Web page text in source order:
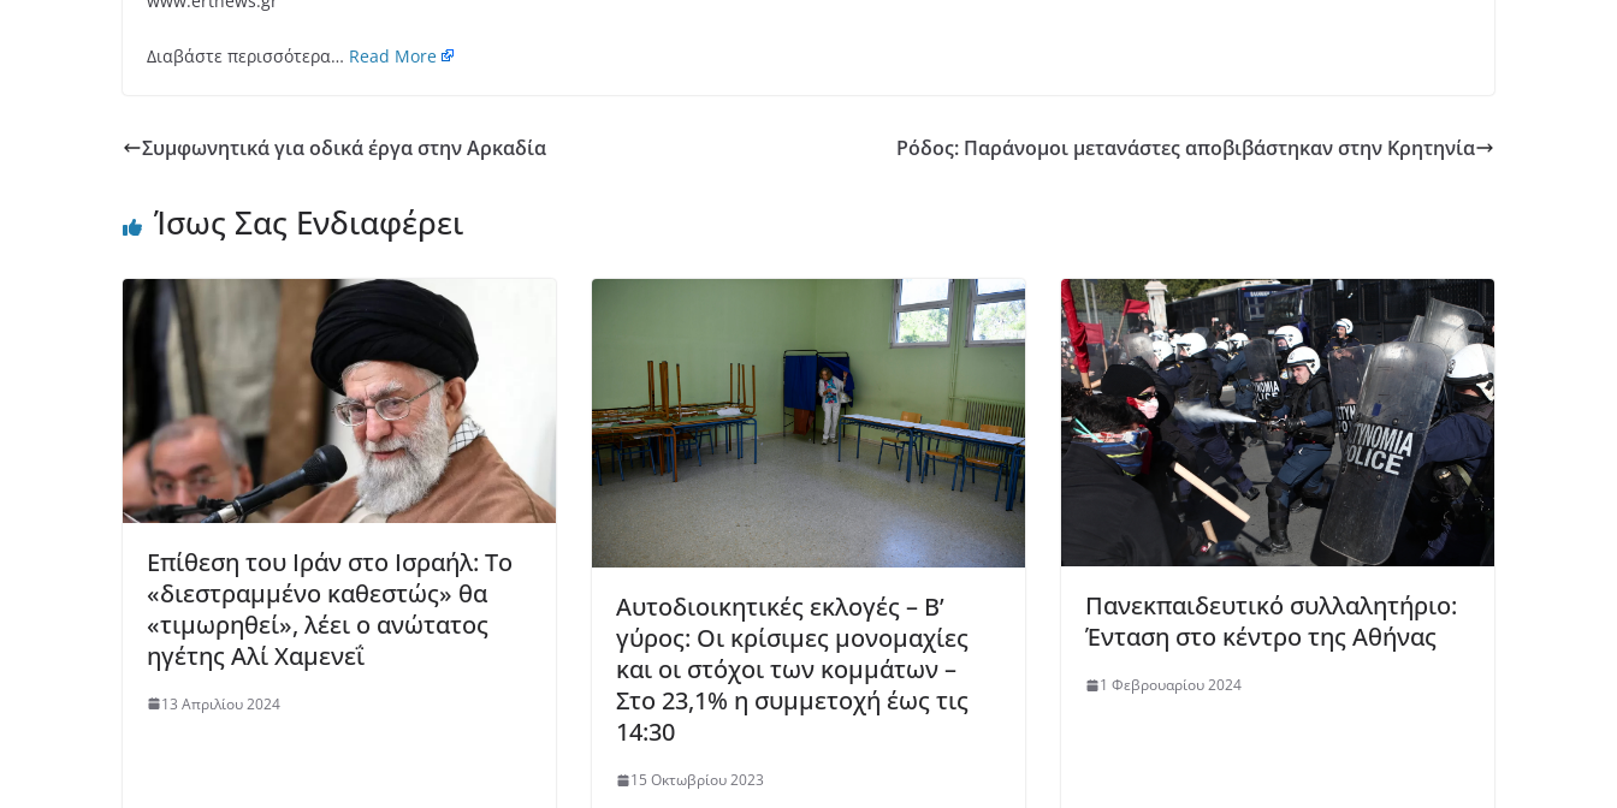
Διαβάστε περισσότερα… Read More
Συμφωνητικά για οδικά έργα στην Αρκαδία Ρόδος: Παράνομοι μετανάστες αποβιβάστηκαν στην Κρητηνία
Ίσως Σας Ενδιαφέρει
Επίθεση του Ιράν στο Ισραήλ: Το
«διεστραμμένο καθεστώς» θα
«τιμωρηθεί», λέει ο ανώτατος
ηγέτης Αλί Χαμενεΐ
13 Απριλίου 2024
Αυτοδιοικητικές εκλογές – Β’
γύρος: Οι κρίσιμες μονομαχίες
και οι στόχοι των κομμάτων –
Στο 23,1% η συμμετοχή έως τις
14:30
15 Οκτωβρίου 2023
Πανεκπαιδευτικό συλλαλητήριο:
Ένταση στο κέντρο της Αθήνας
1 Φεβρουαρίου 2024